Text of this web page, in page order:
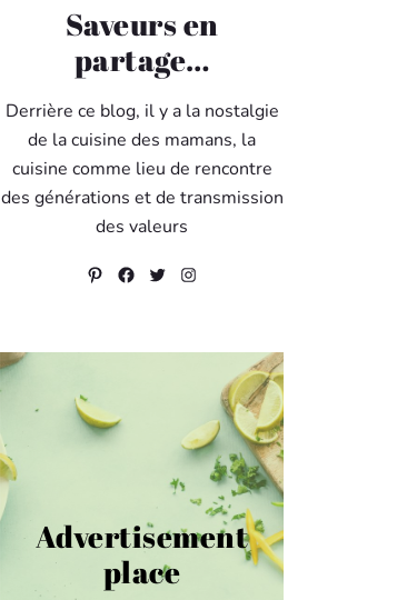
Saveurs en
partage…
Derrière ce blog, il y a la nostalgie
de la cuisine des mamans, la
cuisine comme lieu de rencontre
des générations et de transmission
des valeurs
Pinterest
Facebook
TwitterInstagram
Advertisement
place